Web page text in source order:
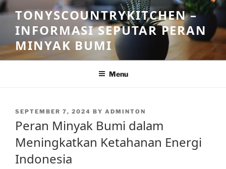
Skip
to
content
TONYSCOUNTRYKITCHEN –
INFORMASI SEPUTAR PERAN
MINYAK BUMI
Menu
POSTED
SEPTEMBER 7, 2024 BY ADMINTON
Peran Minyak Bumi dalam
Meningkatkan Ketahanan Energi
Indonesia